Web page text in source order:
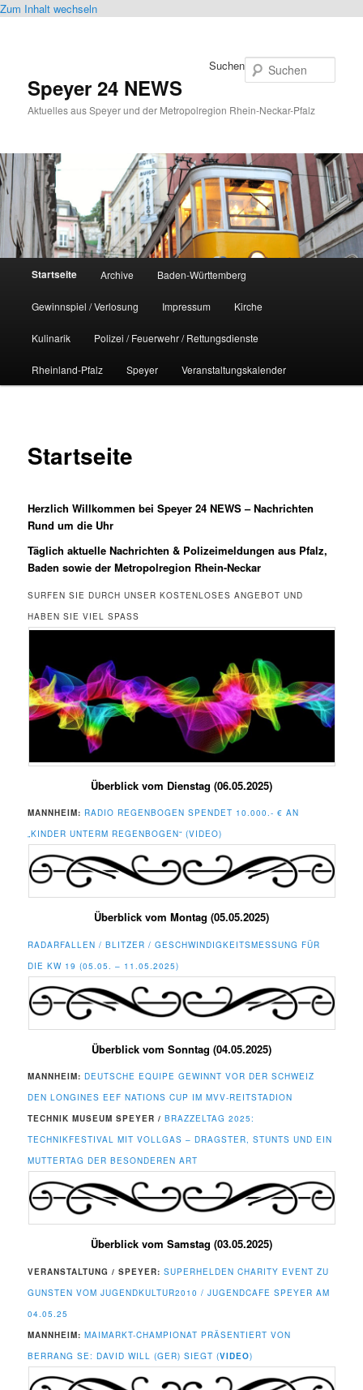
Zum Inhalt wechseln
Speyer 24 NEWS
Aktuelles aus Speyer und der Metropolregion Rhein-Neckar-Pfalz
Suchen
Startseite Archive Baden-Württemberg
Gewinnspiel / Verlosung Impressum Kirche
Kulinarik Polizei / Feuerwehr / Rettungsdienste
Rheinland-Pfalz Speyer Veranstaltungskalender
Startseite
Herzlich Willkommen bei Speyer 24 NEWS – Nachrichten
Rund um die Uhr
Täglich aktuelle Nachrichten & Polizeimeldungen aus Pfalz,
Baden sowie der Metropolregion Rhein-Neckar
SURFEN SIE DURCH UNSER KOSTENLOSES ANGEBOT UND
HABEN SIE VIEL SPASS
Überblick vom Dienstag (06.05.2025)
MANNHEIM: RADIO REGENBOGEN SPENDET 10.000.- € AN
„KINDER UNTERM REGENBOGEN“ (VIDEO)
Überblick vom Montag (05.05.2025)
RADARFALLEN / BLITZER / GESCHWINDIGKEITSMESSUNG FÜR
DIE KW 19 (05.05. – 11.05.2025)
Überblick vom Sonntag (04.05.2025)
MANNHEIM: DEUTSCHE EQUIPE GEWINNT VOR DER SCHWEIZ
DEN LONGINES EEF NATIONS CUP IM MVV-REITSTADION
TECHNIK MUSEUM SPEYER /BRAZZELTAG 2025:
TECHNIKFESTIVAL MIT VOLLGAS – DRAGSTER, STUNTS UND EIN
MUTTERTAG DER BESONDEREN ART
Überblick vom Samstag (03.05.2025)
VERANSTALTUNG / SPEYER: SUPERHELDEN CHARITY EVENT ZU
GUNSTEN VOM JUGENDKULTUR2010 / JUGENDCAFE SPEYER AM
04.05.25
MANNHEIM: MAIMARKT-CHAMPIONAT PRÄSENTIERT VON
BERRANG SE: DAVID WILL (GER) SIEGT (VIDEO)